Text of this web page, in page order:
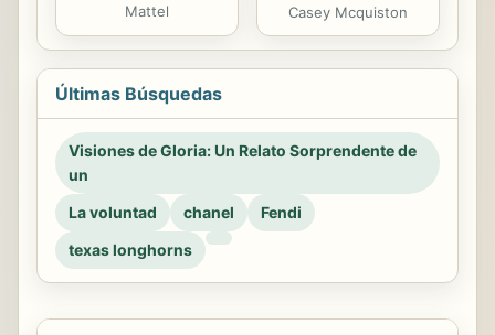
Mattel Casey Mcquiston
Últimas Búsquedas
Visiones de Gloria: Un Relato Sorprendente de
un
La voluntad
chanel
Fendi
texas longhorns